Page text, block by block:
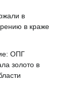
в
в краже
ОПГ
золото в